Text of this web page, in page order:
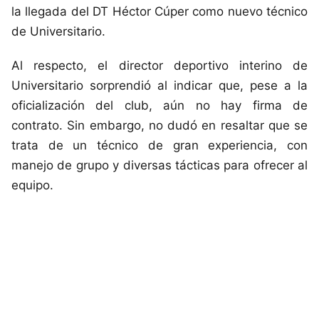
la llegada del DT Héctor Cúper como nuevo técnico
de Universitario.
Al respecto, el director deportivo interino de
Universitario sorprendió al indicar que, pese a la
oficialización del club, aún no hay firma de
contrato. Sin embargo, no dudó en resaltar que se
trata de un técnico de gran experiencia, con
manejo de grupo y diversas tácticas para ofrecer al
equipo.